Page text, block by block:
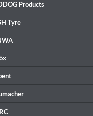
Products
Tyre